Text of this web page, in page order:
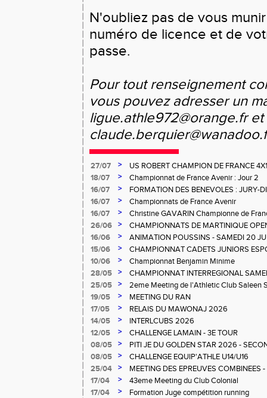
N'oubliez pas de vous
numéro de licence et de
passe.
Pour tout renseignement
vous pouvez adresser un
ligue.athle972@orange.fr et
27/07 >
US ROBERT CHAMPION DE FRANCE
18/07
>
Championnat de France Avenir : Jour 2
16/07
>
FORMATION DES BENEVOLES : JURY-
16/07
>
Championnats de France Avenir
16/07
>
Christine GAVARIN Championne de
26/06
>
CHAMPIONNATS DE MARTINIQUE
16/06
>
ANIMATION POUSSINS - SAMEDI 20
15/06
>
CHAMPIONNAT CADETS JUNIORS
10/06
>
Championnat Benjamin Minime
28/05
>
CHAMPIONNAT INTERREGIONAL
Gosier
25/05 >
2eme Meeting de l'Athletic Club Saleen
19/05
>
MEETING DU RAN
17/05
>
RELAIS DU MAWONAJ 2026
14/05
>
INTERLCUBS 2026
12/05
>
CHALLENGE LAMAIN - 3E TOUR
08/05
>
PITI JE DU GOLDEN STAR 2026 -
08/05
>
CHALLENGE EQUIP'ATHLE U14/U16
25/04
>
MEETING DES EPREUVES
Salée
17/04 >
43eme Meeting du Club Colonial
17/04
> Formation Juge compétition running